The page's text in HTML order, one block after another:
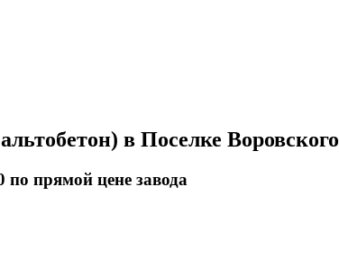
в Поселке Воровского
прямой цене завода